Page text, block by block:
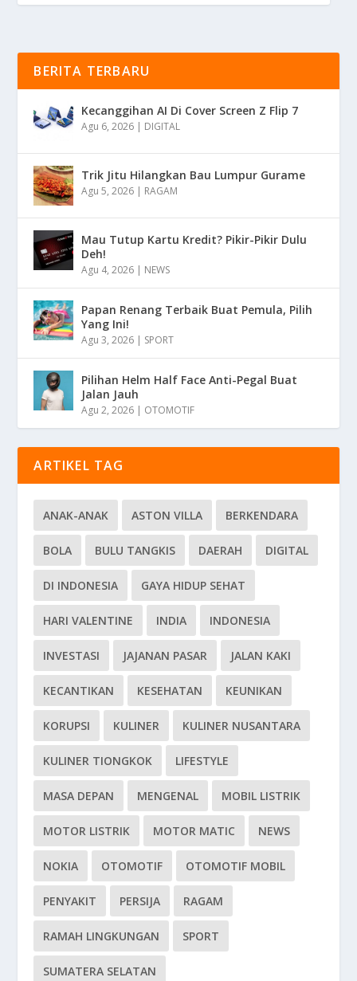
BERITA TERBARU
Kecanggihan AI Di Cover Screen Z Flip 7
Agu 6, 2026 | DIGITAL
Trik Jitu Hilangkan Bau Lumpur Gurame
Agu 5, 2026 | RAGAM
Mau Tutup Kartu Kredit? Pikir-Pikir Dulu
Deh!
Agu 4, 2026 | NEWS
Papan Renang Terbaik Buat Pemula, Pilih
Yang Ini!
Agu 3, 2026 | SPORT
Pilihan Helm Half Face Anti-Pegal Buat
Jalan Jauh
Agu 2, 2026 | OTOMOTIF
ARTIKEL TAG
ANAK-ANAK ASTON VILLA BERKENDARA
BOLA BULU TANGKIS DAERAH DIGITAL
DI INDONESIA GAYA HIDUP SEHAT
HARI VALENTINE INDIA INDONESIA
INVESTASI JAJANAN PASAR JALAN KAKI
KECANTIKAN KESEHATAN KEUNIKAN
KORUPSI KULINER KULINER NUSANTARA
KULINER TIONGKOK LIFESTYLE
MASA DEPAN MENGENAL MOBIL LISTRIK
MOTOR LISTRIK MOTOR MATIC NEWS
NOKIA OTOMOTIF OTOMOTIF MOBIL
PENYAKIT PERSIJA RAGAM
RAMAH LINGKUNGAN SPORT
SUMATERA SELATAN